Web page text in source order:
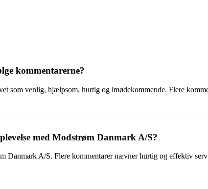
kommentarerne?
som venlig, hjælpsom, hurtig og imødekommende. Flere
med Modstrøm Danmark A/S?
Danmark A/S. Flere kommentarer nævner hurtig og effektiv